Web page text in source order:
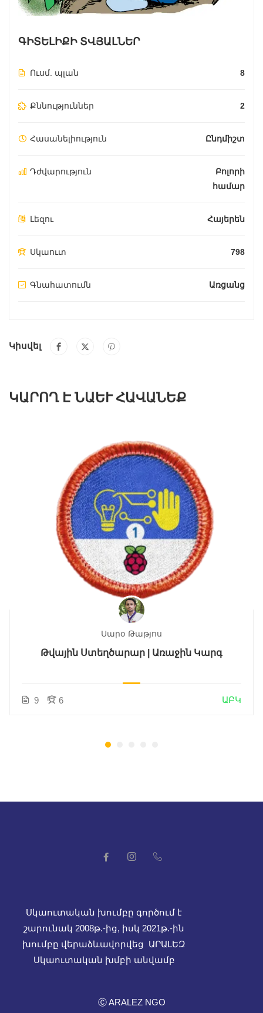
ԳԻՏԵԼԻՔԻ ՏՎՅԱԼՆԵՐ
Ուսմ. պլան 8
Քննություններ 2
Հասանելիություն Ընդմիշտ
Դժվարություն
Բոլորի
համար
Լեզու Հայերեն
Սկաուտ 798
Գնահատումն Առցանց
Կիսվել
ԿԱՐՈՂ Է ՆԱԵՒ ՀԱՎԱՆԵՔ
Սարօ Թաթյոս
Թվային Ստեղծարար | Առաջին Կարգ
9 6 ԱԲԿ
Սկաուտական խումբը գործում է
շարունակ 2008թ.-ից, իսկ 2021թ.-ին
խումբը վերաձևավորվեց ԱՐԱԼԵԶ
Սկաուտական խմբի անվամբ
Ⓒ ARALEZ NGO